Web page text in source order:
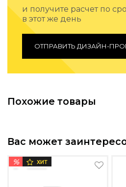
Подбор, производство и
Все категории товаров
Бренды
Реализованные проекты
и получите расчет по
в этот же день
ОТПРАВИТЬ ДИЗАЙН-
Похожие товары
Вас может
% ХИТ